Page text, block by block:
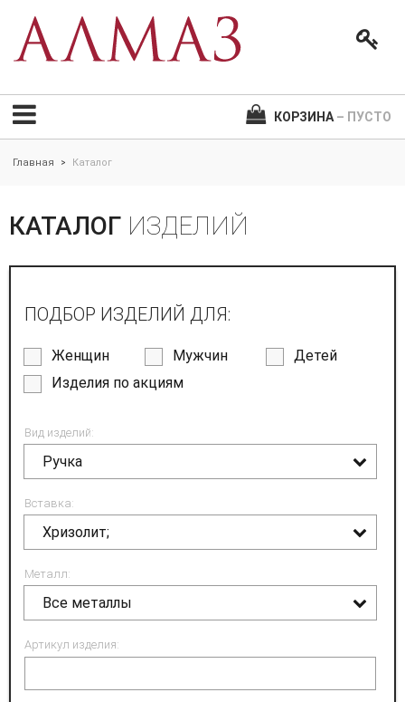
КОРЗИНА – ПУСТО
Главная > Каталог
КАТАЛОГ ИЗДЕЛИЙ
ПОДБОР ИЗДЕЛИЙ ДЛЯ:
Женщин Мужчин
Детей
Изделия по акциям
Вид изделий:
Ручка
Вставка:
Хризолит;
Металл:
Все металлы
Артикул изделия: